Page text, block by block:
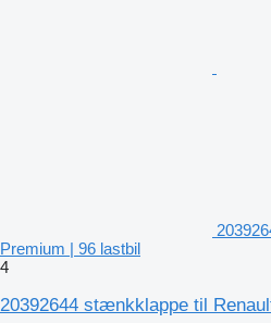
Premium | 96 lastbil
4
20392644 stænkklappe til